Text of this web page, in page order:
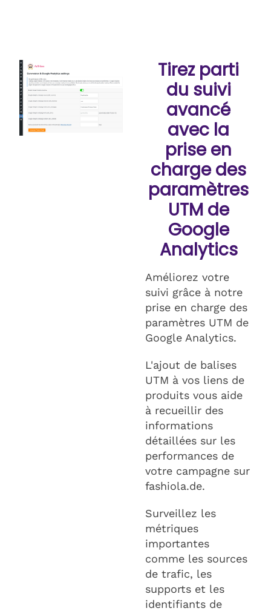
Tirez parti
du suivi
avancé
avec la
prise en
charge des
paramètres
UTM de
Google
Analytics
Améliorez votre
suivi grâce à notre
prise en charge des
paramètres UTM de
Google Analytics.
L'ajout de balises
UTM à vos liens de
produits vous aide
à recueillir des
informations
détaillées sur les
performances de
votre campagne sur
fashiola.de.
Surveillez les
métriques
importantes
comme les sources
de trafic, les
supports et les
identifiants de